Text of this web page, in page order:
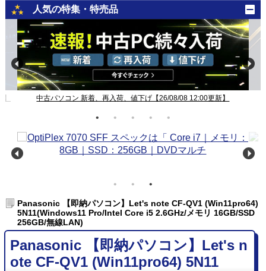
人気の特集・特売品
中古パソコン 新着、再入荷、値下げ【26/08/08 12:00更新】
Panasonic 【即納パソコン】Let's note CF-QV1 (Win11pro64)
5N11(Windows11 Pro/Intel Core i5 2.6GHz/メモリ 16GB/SSD
256GB/無線LAN)
Panasonic 【即納パソコン】Let's n
ote CF-QV1 (Win11pro64) 5N11